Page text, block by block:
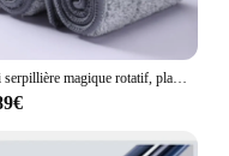
Balai serpillière magique rotatif, plat E27, pour laver les sols, livres, maison, nettoyage facile